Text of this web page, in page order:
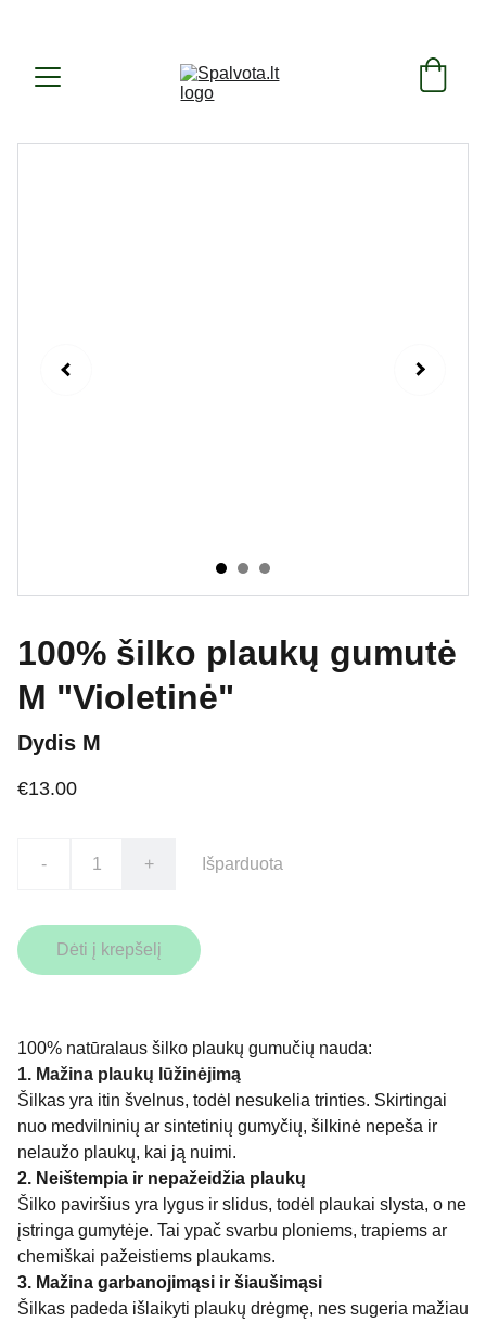
100% šilko plaukų gumutė
M "Violetinė"
Dydis M
€13.00
- + Išparduota
Dėti į krepšelį
100% natūralaus šilko plaukų gumučių nauda:
1. Mažina plaukų lūžinėjimą
Šilkas yra itin švelnus, todėl nesukelia trinties. Skirtingai
nuo medvilninių ar sintetinių gumyčių, šilkinė nepeša ir
nelaužo plaukų, kai ją nuimi.
2. Neištempia ir nepažeidžia plaukų
Šilko paviršius yra lygus ir slidus, todėl plaukai slysta, o ne
įstringa gumytėje. Tai ypač svarbu ploniems, trapiems ar
chemiškai pažeistiems plaukams.
3. Mažina garbanojimąsi ir šiaušimąsi
Šilkas padeda išlaikyti plaukų drėgmę, nes sugeria mažiau